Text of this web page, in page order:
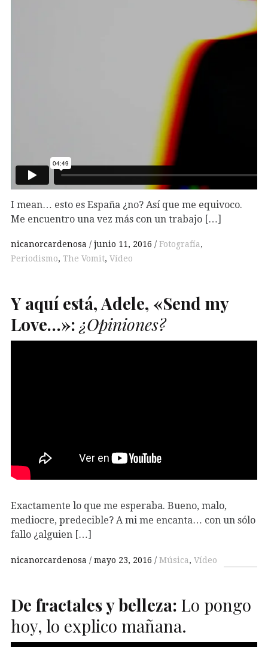
I mean… esto es España ¿no? Así que me equivoco.
Me encuentro una vez más con un trabajo […]
nicanorcardenosa junio 11, 2016 Fotografía,
Periodismo, The Vomit, Vídeo
Yaquí está, Adele, «Send my
Love…»: ¿Opiniones?
Exactamente lo que me esperaba. Bueno, malo,
mediocre, predecible? A mi me encanta… con un sólo
fallo ¿alguien […]
nicanorcardenosa mayo 23, 2016 Música, Vídeo
De fractales y belleza: Lo pongo
hoy, lo explico mañana.